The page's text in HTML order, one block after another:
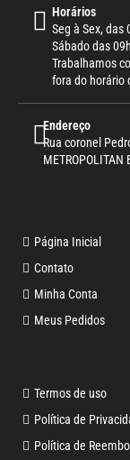
Horários
Seg à Sex, das
Sábado das
Trabalhamos
fora do horário
Endereço
Rua coronel
METROPOLITAN
Página Inicial
Contato
Minha Conta
Meus Pedidos
Termos de uso
Política de
Política de